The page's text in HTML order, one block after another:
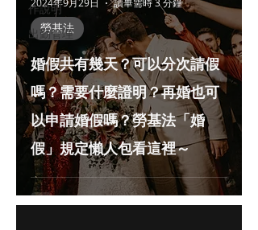
作說明
出勤管理
婚假共有幾天？可以分次請假
嗎？需要什麼證明？再婚也可
以申請婚假嗎？勞基法「婚
假」規定懶人包看這裡～
勞基法